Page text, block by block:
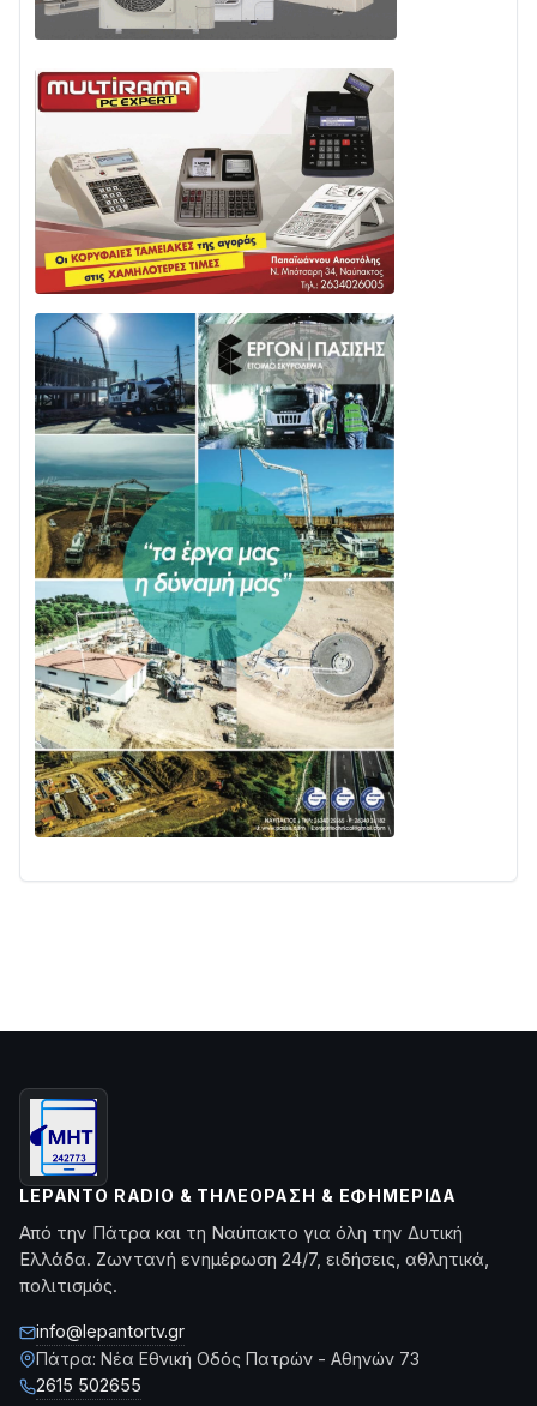
LEPANTO RADIO & ΤΗΛΕΌΡΑΣΗ & ΕΦΗΜΕΡΊΔΑ
Από την Πάτρα και τη Ναύπακτο για όλη την Δυτική
Ελλάδα. Ζωντανή ενημέρωση 24/7, ειδήσεις, αθλητικά,
πολιτισμός.
info@lepantortv.gr
Πάτρα: Νέα Εθνική Οδός Πατρών - Αθηνών 73
2615 502655